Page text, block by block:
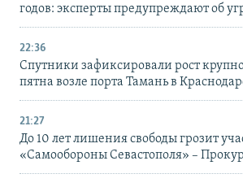
годов: эксперты предупреждают об
22:36
Спутники зафиксировали рост
пятна возле порта Тамань в
21:27
До 10 лет лишения свободы грозит
«Самообороны Севастополя» –